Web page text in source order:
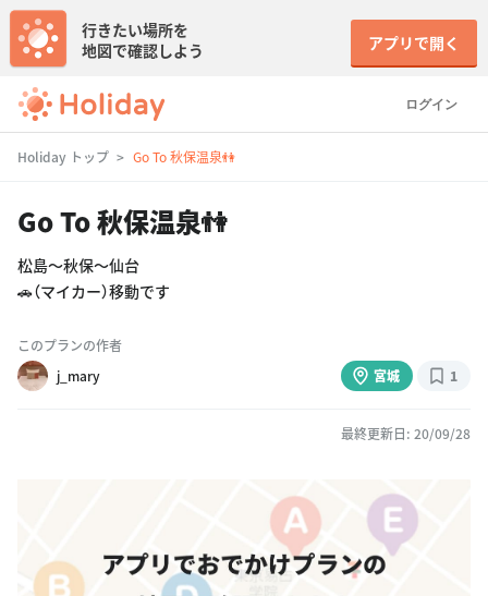
ログイン
行きたい場所を
地図で確認しよう
アプリで開く
Holiday トップ Go To 秋保温泉👫
Go To 秋保温泉👫
松島〜秋保〜仙台
🚗（マイカー）移動です
このプランの作者
j_mary
宮城 1
最終更新日: 20/09/28